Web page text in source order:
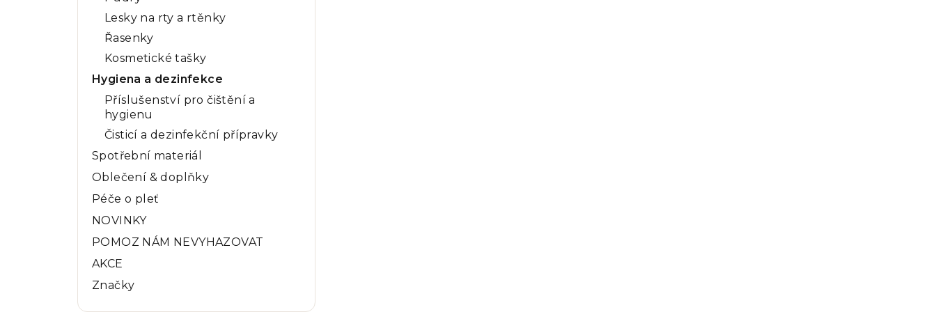
Lesky na rty a rtěnky
Řasenky
Kosmetické tašky
Hygiena a dezinfekce
Příslušenství pro čištění a
hygienu
Čisticí a dezinfekční přípravky
Spotřební materiál
Oblečení & doplňky
Péče o pleť
NOVINKY
POMOZ NÁM NEVYHAZOVAT
AKCE
Značky